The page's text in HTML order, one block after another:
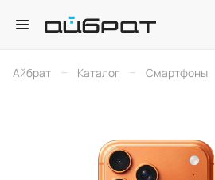
Айбрат – Каталог – Смартфоны